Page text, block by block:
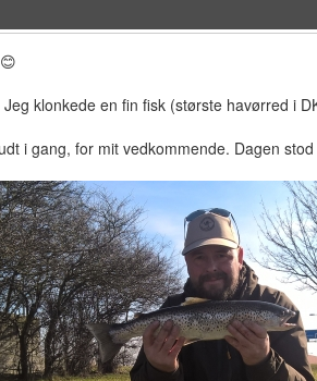
klonkede en fin fisk (største havørred i
i gang, for mit vedkommende. Dagen